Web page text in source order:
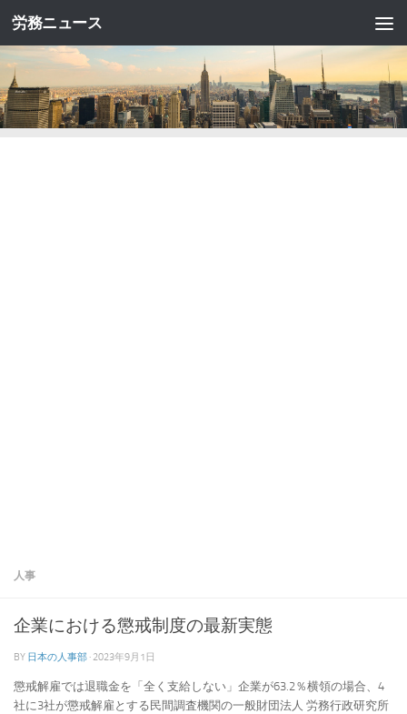
コンテンツへスキップ
労務ニュース
人事
企業における懲戒制度の最新実態
BY 日本の人事部 · 2023年9月1日
懲戒解雇では退職金を「全く支給しない」企業が63.2％横領の場合、4
社に3社が懲戒解雇とする民間調査機関の一般財団法人 労務行政研究所